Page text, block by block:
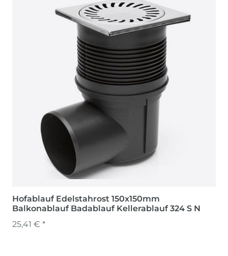
Hofablauf Edelstahrost 150x150mm
Balkonablauf Badablauf Kellerablauf 324 S N
25,41 € *